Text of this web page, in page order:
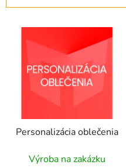
Personalizácia oblečenia
Výroba na zakázku